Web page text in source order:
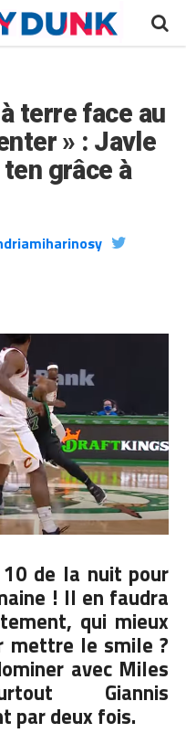
terre face au
» : Javle
grâce à
de la nuit pour
! Il en faudra
qui mieux
mettre le smile ?
avec Miles
Giannis
par deux fois.